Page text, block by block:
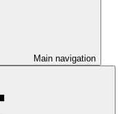
Main navigation